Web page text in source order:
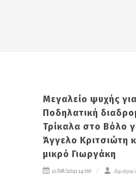
Μεγαλείο ψυχής
Ποδηλατική
Τρίκαλα στο Βόλο
Άγγελο Κριτσιώτη
μικρό Γιωργάκη
11/08/2021 14:00